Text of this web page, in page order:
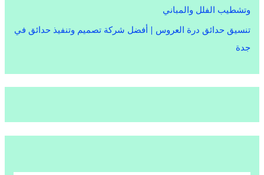
وتشطيب الفلل والمباني
تنسيق حدائق درة العروس | أفضل شركة تصميم وتنفيذ حدائق في
جدة